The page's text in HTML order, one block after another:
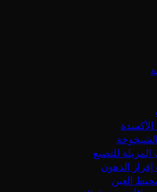
المزيلة للتصبغ
الدهون
العين